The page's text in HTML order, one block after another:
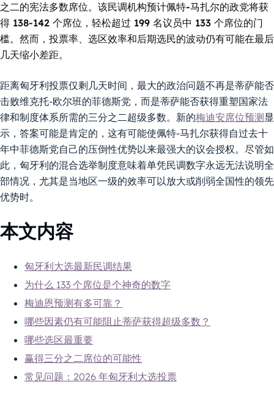
之二的宪法多数席位。该民调机构预计佩特-马扎尔的政党将获
得 138-142 个席位，轻松超过 199 名议员中 133 个席位的门
槛。然而，投票率、选区效率和后期选民的波动仍有可能在最后
几天缩小差距。
距离匈牙利投票仅剩几天时间，最大的政治问题不再是蒂萨能否
击败维克托-欧尔班的菲德斯党，而是蒂萨能否获得重塑国家法
律和制度体系所需的三分之二超级多数。新的梅迪安席位预测 显
示，答案可能是肯定的，这有可能使佩特-马扎尔获得自过去十
年中菲德斯党自己的压倒性优势以来最强大的议会授权。尽管如
此，匈牙利的混合选举制度意味着单凭民调数字永远无法说明全
部情况，尤其是当地区一级的效率可以放大或削弱全国性的领先
优势时。
本文内容
匈牙利大选最新民调结果
为什么 133 个席位是个神奇的数字
梅迪恩预测有多可靠？
哪些因素仍有可能阻止蒂萨获得超级多数？
哪些选区最重要
赢得三分之二席位的可能性
常见问题：2026 年匈牙利大选投票